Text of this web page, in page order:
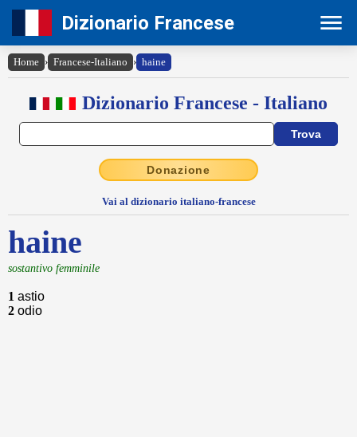
Dizionario Francese
Home › Francese-Italiano › haine
Dizionario Francese - Italiano
Donazione
Vai al dizionario italiano-francese
haine
sostantivo femminile
1 astio
2 odio